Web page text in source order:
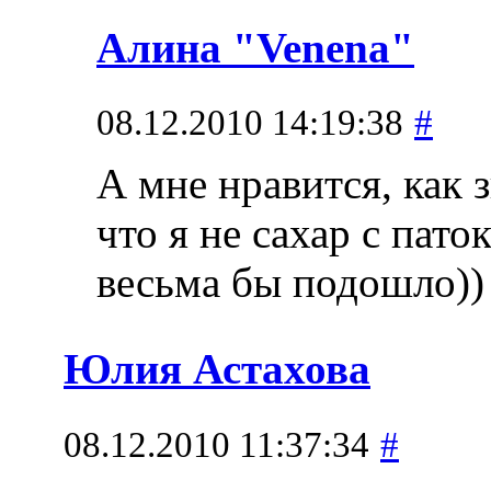
Алина "Venena"
08.12.2010 14:19:38 #
А мне нравится, как
что я не сахар с
весьма бы
Юлия Астахова
08.12.2010 11:37:34 #